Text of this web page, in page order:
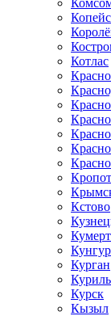
Котлас
Кстово
Кунгур
Курган
Курск
Кызыл